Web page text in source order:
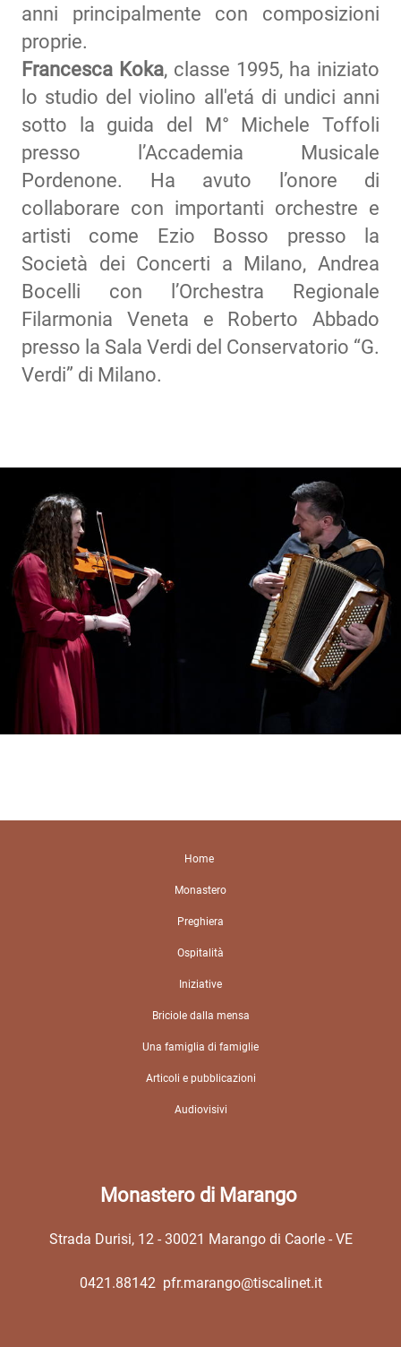
anni principalmente con composizioni
proprie.
Francesca Koka, classe 1995, ha iniziato
lo studio del violino all'etá di undici anni
sotto la guida del M° Michele Toffoli
presso l’Accademia Musicale
Pordenone. Ha avuto l’onore di
collaborare con importanti orchestre e
artisti come Ezio Bosso presso la
Società dei Concerti a Milano, Andrea
Bocelli con l’Orchestra Regionale
Filarmonia Veneta e Roberto Abbado
presso la Sala Verdi del Conservatorio “G.
Verdi” di Milano.
Home
Monastero
Preghiera
Ospitalità
Iniziative
Briciole dalla mensa
Una famiglia di famiglie
Articoli e pubblicazioni
Audiovisivi
Monastero di Marango
Strada Durisi, 12 - 30021 Marango di Caorle - VE
0421.88142 pfr.marango@tiscalinet.it